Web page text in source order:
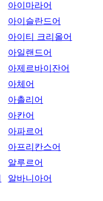
아이마라어
아이슬란드어
아이티 크리올어
아일랜드어
아제르바이잔어
아체어
아촐리어
아칸어
아파르어
아프리칸스어
알루르어
알바니아어